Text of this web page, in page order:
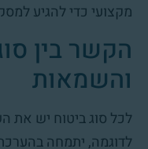
מקצועי כדי להגיע
הקשר בין
והשמאות
לכל סוג ביטוח יש את
לדוגמה, יתמחה